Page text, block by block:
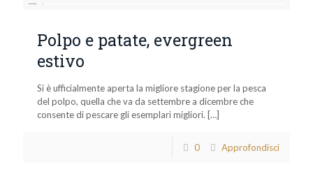
Polpo e patate, evergreen
estivo
Si è ufficialmente aperta la migliore stagione per la pesca
del polpo, quella che va da settembre a dicembre che
consente di pescare gli esemplari migliori. […]
0 Approfondisci